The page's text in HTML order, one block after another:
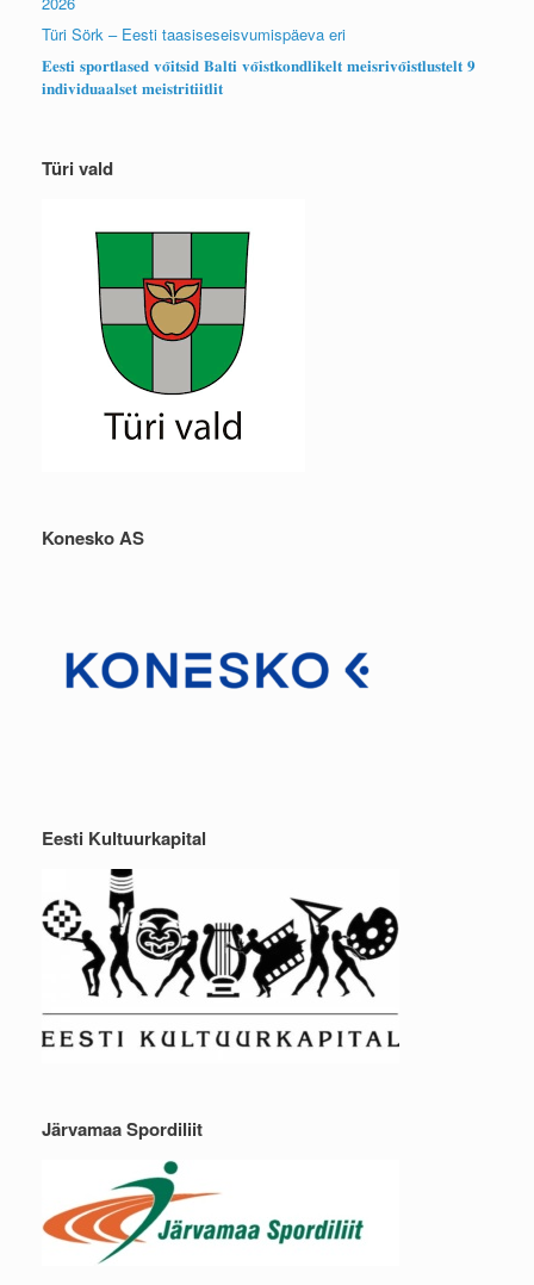
Türi Sörk – Eesti taasiseseisvumispäeva eri
𝐄𝐞𝐬𝐭𝐢 𝐬𝐩𝐨𝐫𝐭𝐥𝐚𝐬𝐞𝐝 𝐯𝐨̃𝐢𝐭𝐬𝐢𝐝 𝐁𝐚𝐥𝐭𝐢 𝐯𝐨̃𝐢𝐬𝐭𝐤𝐨𝐧𝐝𝐥𝐢𝐤𝐞𝐥𝐭 𝐦𝐞𝐢𝐬𝐫𝐢𝐯𝐨̃𝐢𝐬𝐭𝐥𝐮𝐬𝐭𝐞𝐥𝐭 𝟗
𝐢𝐧𝐝𝐢𝐯𝐢𝐝𝐮𝐚𝐚𝐥𝐬𝐞𝐭 𝐦𝐞𝐢𝐬𝐭𝐫𝐢𝐭𝐢𝐢𝐭𝐥𝐢𝐭
Türi vald
Konesko AS
Eesti Kultuurkapital
Järvamaa Spordiliit